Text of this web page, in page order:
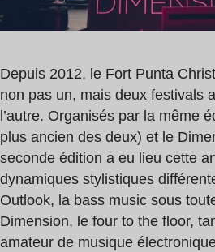
Depuis 2012, le Fort Punta
non pas un, mais deux festivals
l’autre. Organisés par la même
plus ancien des deux) et le
seconde édition a eu lieu cette
dynamiques stylistiques
Outlook, la bass music sous
Dimension, le four to the floor,
amateur de musique